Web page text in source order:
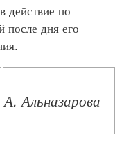
по
после дня его
А. Альназарова